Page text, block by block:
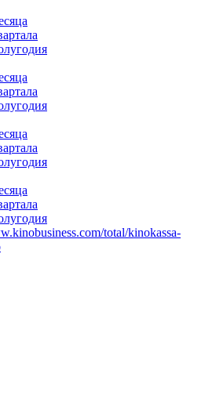
total/kinokassa-